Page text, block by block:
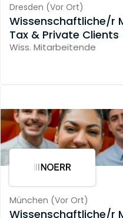
Dresden (Vor Ort)
Wissenschaftliche/
Tax & Private Clients
Wiss. Mitarbeitende
München (Vor Ort)
Wissenschaftliche/